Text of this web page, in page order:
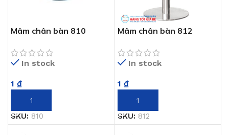
Mâm chân bàn 810
In stock
1 ₫
THÊM VÀO GIỎ HÀNG
SKU: 810
Mâm chân bàn 812
In stock
1 ₫
THÊM VÀO GIỎ HÀNG
SKU: 812